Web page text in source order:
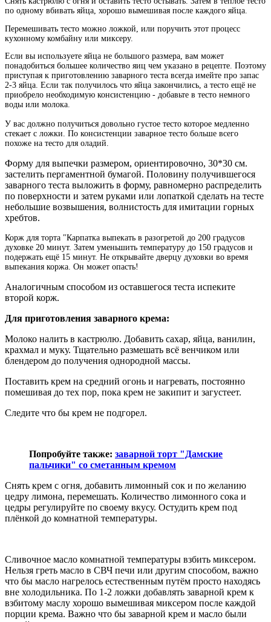
по одному вбивать яйца, хорошо вымешивая после каждого яйца.
Перемешивать тесто можно ложкой, или поручить этот процесс
кухонному комбайну или миксеру.
Если вы используете яйца не большого размера, вам может
понадобиться большее количество яиц чем указано в рецепте. Поэтому
приступая к приготовлению заварного теста всегда имейте про запас
2-3 яйца. Если так получилось что яйца закончились, а тесто ещё не
приобрело необходимую консистенцию - добавьте в тесто немного
воды или молока.
У вас должно получиться довольно густое тесто которое медленно
стекает с ложки. По консистенции заварное тесто больше всего
похоже на тесто для оладий.
Форму для выпечки размером, ориентировочно, 30*30 см.
застелить пергаментной бумагой. Половину получившегося
заварного теста выложить в форму, равномерно распределить
по поверхности и затем руками или лопаткой сделать на тесте
небольшие возвышения, волнистость для имитации горных
хребтов.
Корж для торта "Карпатка выпекать в разогретой до 200 градусов
духовке 20 минут. Затем уменьшить температуру до 150 градусов и
подержать ещё 15 минут. Не открывайте дверцу духовки во время
выпекания коржа. Он может опасть!
Аналогичным способом из оставшегося теста испеките
второй корж.
Для приготовления заварного крема:
Молоко налить в кастрюлю. Добавить сахар, яйца, ванилин,
крахмал и муку. Тщательно размешать всё венчиком или
блендером до получения однородной массы.
Поставить крем на средний огонь и нагревать, постоянно
помешивая до тех пор, пока крем не закипит и загустеет.
Следите что бы крем не подгорел.
Попробуйте также: заварной торт "Дамские
пальчики" со сметанным кремом
Снять крем с огня, добавить лимонный сок и по желанию
цедру лимона, перемешать. Количество лимонного сока и
цедры регулируйте по своему вкусу. Остудить крем под
плёнкой до комнатной температуры.
Сливочное масло комнатной температуры взбить миксером.
Нельзя греть масло в СВЧ печи или другим способом, важно
что бы масло нагрелось естественным путём просто находясь
вне холодильника. По 1-2 ложки добавлять заварной крем к
взбитому маслу хорошо вымешивая миксером после каждой
порции крема. Важно что бы заварной крем и масло были